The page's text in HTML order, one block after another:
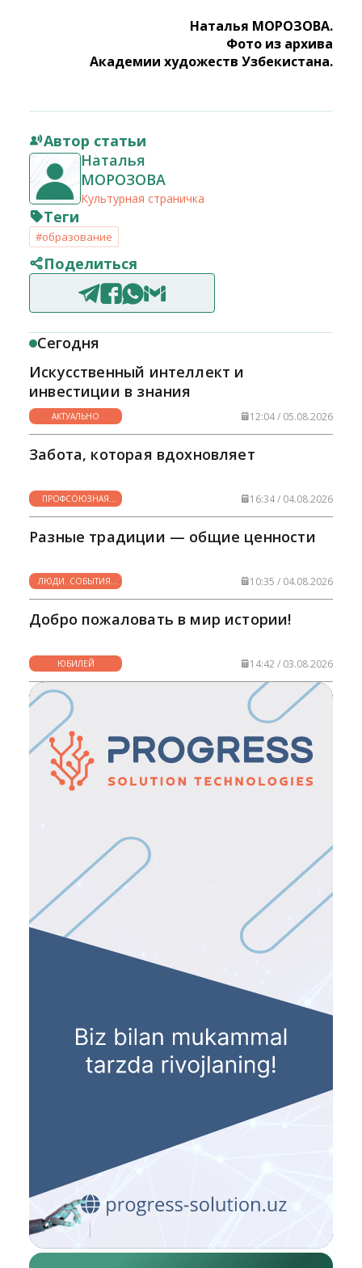
Наталья МОРОЗОВА.
Фото из архива
Академии художеств Узбекистана.
Автор статьи
Наталья
МОРОЗОВА
Культурная страничка
Теги
#образование
Поделиться
Сегодня
Искусственный интеллект и
инвестиции в знания
АКТУАЛЬНО 12:04 / 05.08.2026
Забота, которая вдохновляет
ПРОФСОЮЗНАЯ
ЖИЗНЬ
16:34 / 04.08.2026
Разные традиции — общие ценности
ЛЮДИ. СОБЫТИЯ.
ФАКТЫ
10:35 / 04.08.2026
Добро пожаловать в мир истории!
ЮБИЛЕЙ 14:42 / 03.08.2026